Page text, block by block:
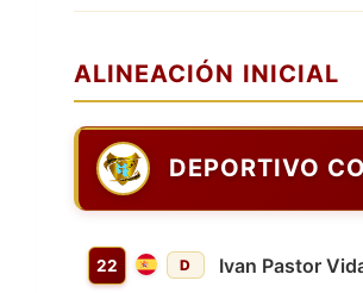
ALINEACIÓN INICIAL
DEPORTIVO
22 D Ivan Pastor